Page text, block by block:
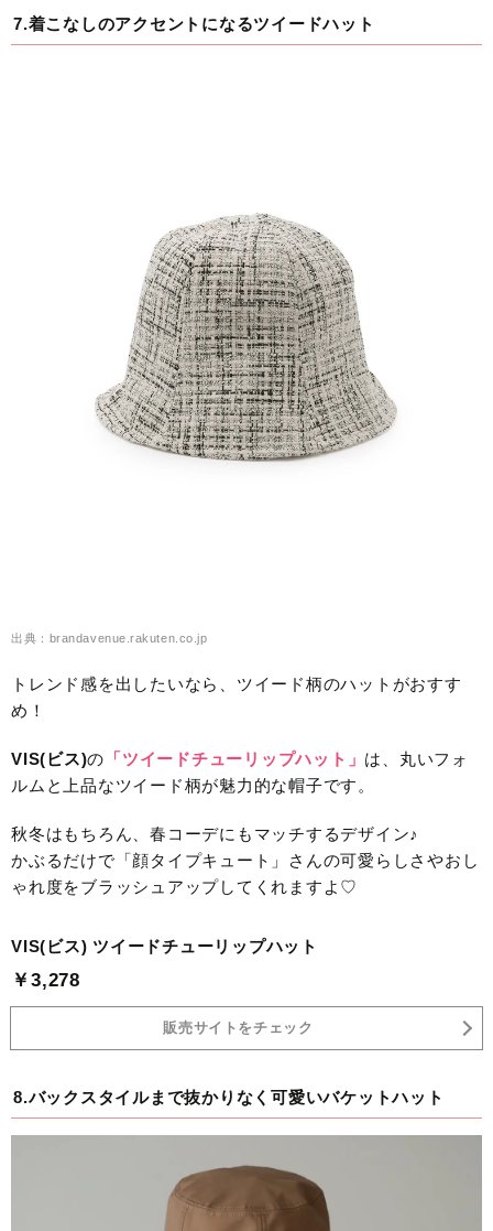
7.着こなしのアクセントになるツイードハット
出典：brandavenue.rakuten.co.jp
トレンド感を出したいなら、ツイード柄のハットがおすす
め！
VIS(ビス)の 「ツイードチューリップハット」 は、丸いフォ
ルムと上品なツイード柄が魅力的な帽子です。
秋冬はもちろん、春コーデにもマッチするデザイン♪
かぶるだけで「顔タイプキュート」さんの可愛らしさやおし
ゃれ度をブラッシュアップしてくれますよ♡
VIS(ビス) ツイードチューリップハット
￥3,278
販売サイトをチェック
8.バックスタイルまで抜かりなく可愛いバケットハット